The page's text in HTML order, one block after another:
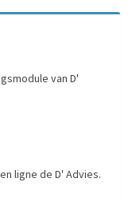
van D'
ligne de D' Advies.